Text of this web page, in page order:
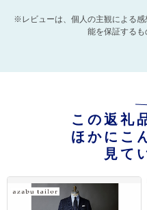
※レビューは、個人の主観による
能を保証するも
この返礼
ほかにこ
見て